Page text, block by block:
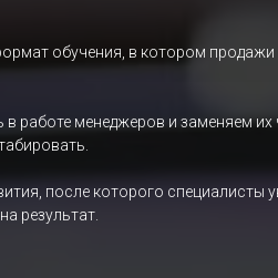
обучения, в котором продажи
работе менеджеров и заменяем их
после которого специалисты
результат.